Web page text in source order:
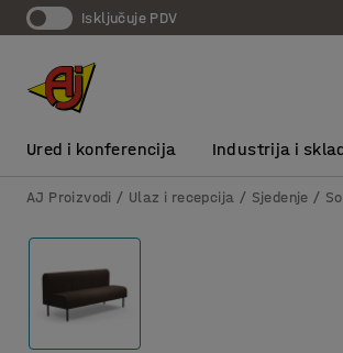
Isključuje PDV
Ured i konferencija Industrija i
AJ Proizvodi Ulaz i recepcija Sjedenje